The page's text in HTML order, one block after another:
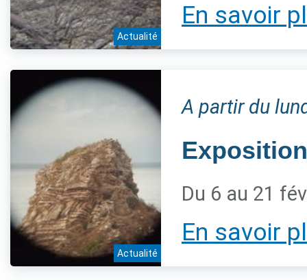
Actualité
En savoir
Actualité
A partir du
Du 6 au 21
En savoir